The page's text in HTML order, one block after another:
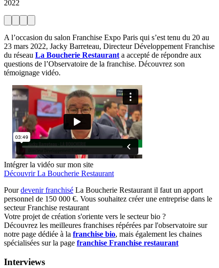
2022
A l’occasion du salon Franchise Expo Paris qui s’est tenu du 20 au
23 mars 2022, Jacky Barreteau, Directeur Développement Franchise
du réseau La Boucherie Restauranta accepté de répondre aux
questions de l’Observatoire de la franchise. Découvrez son
témoignage vidéo.
Intégrer la vidéo sur mon site
Découvrir La Boucherie Restaurant
Pourdevenir franchisé La Boucherie Restaurant il faut un apport
personnel de 150 000 €. Vous souhaitez créer une entreprise dans le
secteur Franchise restaurant
Votre projet de création s'oriente vers le secteur bio ?
Découvrez les meilleures franchises répérées par l'observatoire sur
notre page dédiée à la franchise bio, mais également les chaines
spécialisées sur la page franchise Franchise restaurant
Interviews